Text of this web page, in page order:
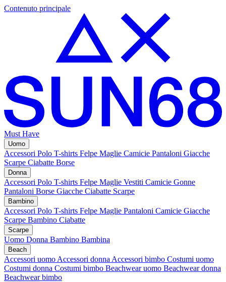
Contenuto principale
Must Have
Uomo
Accessori Polo T-shirts Felpe Maglie Camicie Pantaloni Giacche
Scarpe Ciabatte Borse
Donna
Accessori Polo T-shirts Felpe Maglie Vestiti Camicie Gonne
Pantaloni Borse Giacche Ciabatte Scarpe
Bambino
Accessori Polo T-shirts Felpe Maglie Pantaloni Camicie Giacche
Scarpe Bambino Ciabatte
Scarpe
Uomo Donna Bambino Bambina
Beach
Accessori uomo Accessori donna Accessori bimbo Costumi uomo
Costumi donna Costumi bimbo Beachwear uomo Beachwear donna
Beachwear bimbo